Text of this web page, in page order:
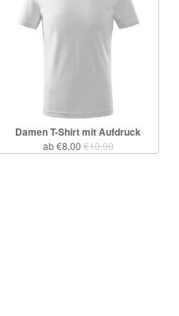
Damen T-Shirt mit Aufdruck
ab €8,00€10,00